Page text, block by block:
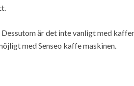
är det inte vanligt med
med Senseo kaffe maskinen.